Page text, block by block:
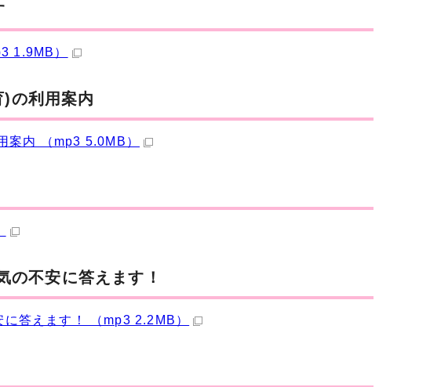
1.9MB）
の利用案内
案内 （mp3 5.0MB）
不安に答えます！
答えます！ （mp3 2.2MB）